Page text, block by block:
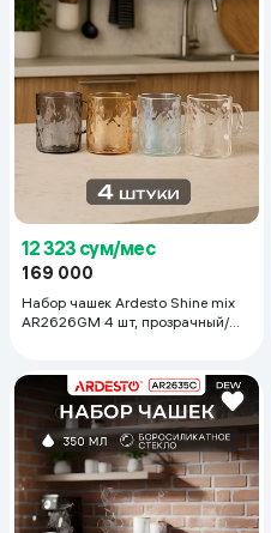
12 323 сум/мес
169 000
Набор чашек Ardesto Shine mix
AR2626GM 4 шт, прозрачный/